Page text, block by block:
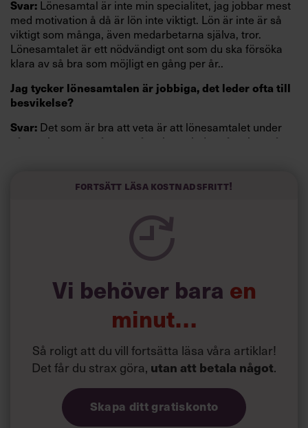
Svar: Lönesamtal är inte min specialitet, jag jobbar mest
med motivation å då är lön inte viktigt. Lön är inte är så
viktigt som många, även medarbetarna själva, tror.
Lönesamtalet är ett nödvändigt ont som du ska försöka
klara av så bra som möjligt en gång per år..
Jag tycker lönesamtalen är jobbiga, det leder ofta till
besvikelse?
Svar: Det som är bra att veta är att lönesamtalet under
någon timme en gång om året har mindre påverkan på
timmarna under året som är det viktiga.
Fortsätt läsa kostnadsfritt!
Vi behöver bara en
minut…
Så roligt att du vill fortsätta läsa våra artiklar!
Det får du strax göra, utan att betala något.
Skapa ditt gratiskonto